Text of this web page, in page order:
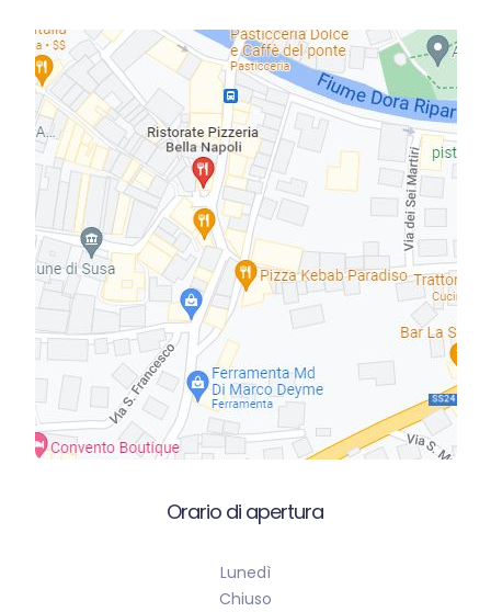
Orario di apertura
Lunedì
Chiuso